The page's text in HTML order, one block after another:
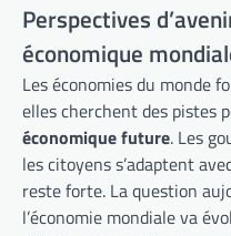
Perspectives
économique
Les économies du monde
elles cherchent des pistes
économique future. Les
les citoyens s’adaptent
reste forte. La question
l’économie mondiale va